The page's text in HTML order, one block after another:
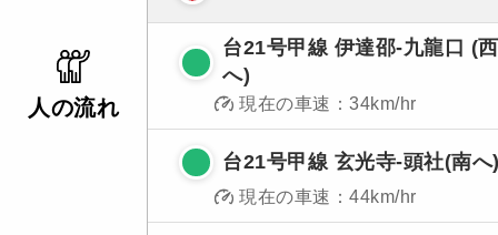
人の流れ
台21号甲線 伊達邵-九龍口 (西
へ)
現在の車速：34km/hr
台21号甲線 玄光寺-頭社(南へ
現在の車速：44km/hr